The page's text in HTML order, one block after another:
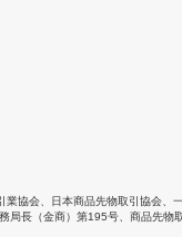
業協会 日本商品先物取引協会
局長（金商）第195号、商品先物